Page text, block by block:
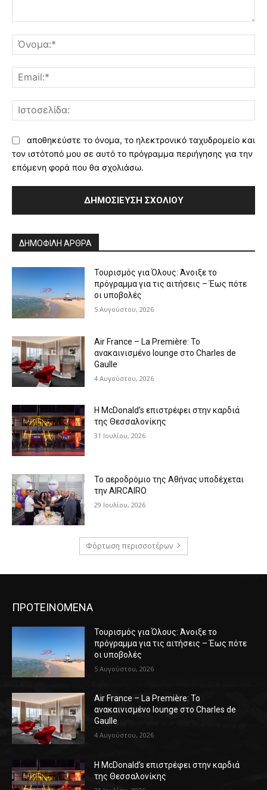
αποθηκεύστε το όνομα, το ηλεκτρονικό ταχυδρομείο και
τον ιστότοπό μου σε αυτό το πρόγραμμα περιήγησης για την
επόμενη φορά που θα σχολιάσω.
ΔΗΜΟΦΙΛΗ ΑΡΘΡΑ
Τουρισμός για Όλους: Άνοιξε το
πρόγραμμα για τις αιτήσεις – Έως πότε
οι υποβολές
5 Αυγούστου, 2026
Air France – La Première: Το
ανακαινισμένο lounge στο Charles de
Gaulle
4 Αυγούστου, 2026
Η McDonald’s επιστρέφει στην καρδιά
της Θεσσαλονίκης
31 Ιουλίου, 2026
Το αεροδρόμιο της Αθήνας υποδέχεται
την AIRCAIRO
29 Ιουλίου, 2026
Φόρτωση περισσοτέρων
ΠΡΟΤΕΙΝΟΜΕΝΑ
Τουρισμός για Όλους: Άνοιξε το
πρόγραμμα για τις αιτήσεις – Έως πότε
οι υποβολές
5 Αυγούστου, 2026
Air France – La Première: Το
ανακαινισμένο lounge στο Charles de
Gaulle
4 Αυγούστου, 2026
Η McDonald’s επιστρέφει στην καρδιά
της Θεσσαλονίκης